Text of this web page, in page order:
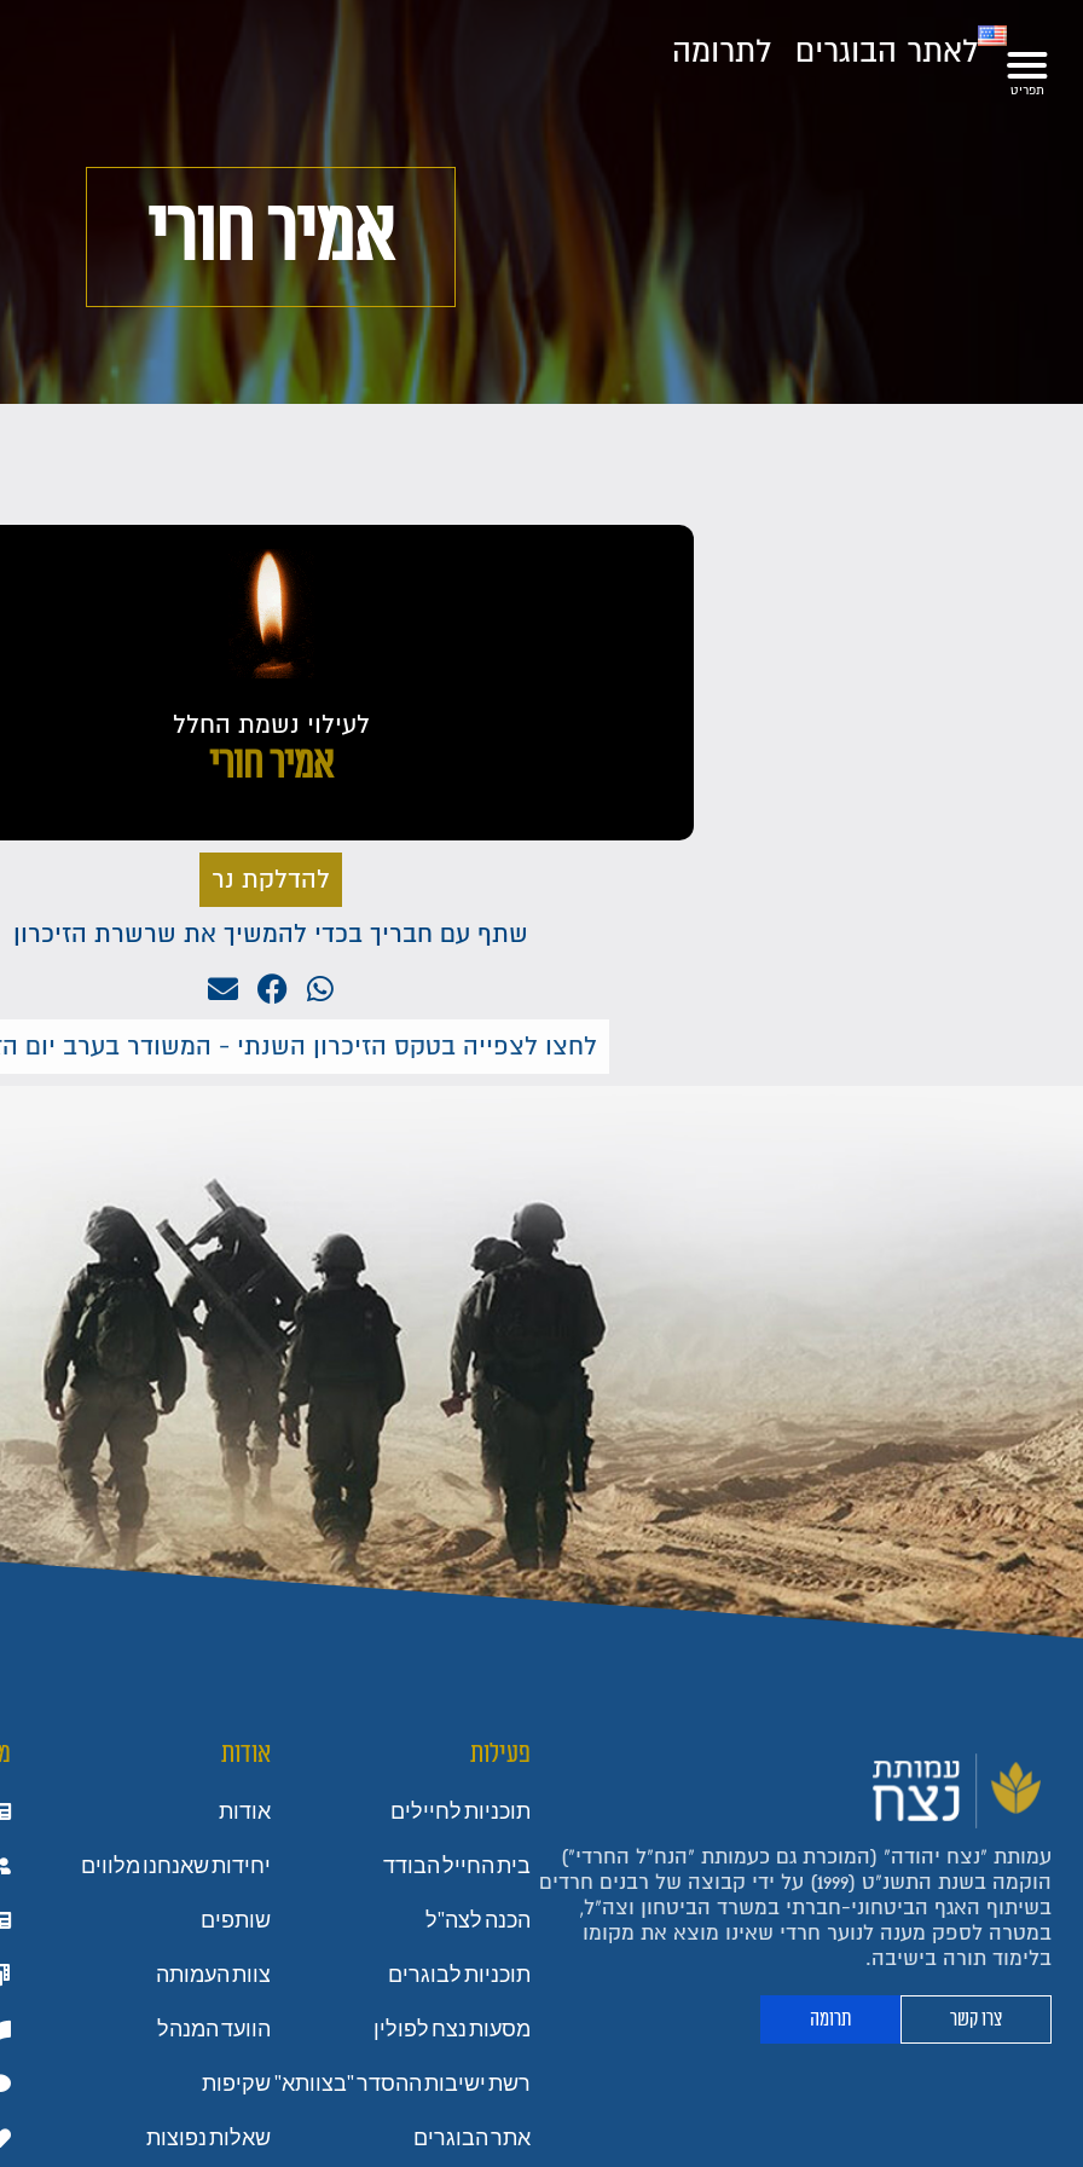
לאתר הבוגרים לתרומה
אמיר חורי
לעילוי נשמת החלל
אמיר חורי
להדלקת נר
שתף עם חבריך בכדי להמשיך את שרשרת הזיכרון
לחצו לצפייה בטקס הזיכרון השנתי - המשודר בערב יום
עמותת "נצח יהודה" (המוכרת גם כעמותת "הנח"ל החרדי")
הוקמה בשנת התשנ"ט (1999) על ידי קבוצה של רבנים חרדים
בשיתוף האגף הביטחוני-חברתי במשרד הביטחון וצה"ל,
במטרה לספק מענה לנוער חרדי שאינו מוצא את מקומו
בלימוד תורה בישיבה.
צרו קשר תרומה
פעילות
תוכניות לחיילים
בית החייל הבודד
הכנה לצה"ל
תוכניות לבוגרים
מסעות נצח לפולין
רשת ישיבות ההסדר "בצוותא"
אתר הבוגרים
אודות
אודות
יחידות שאנחנו מלווים
שותפים
צוות העמותה
הוועד המנהל
שקיפות
שאלות נפוצות